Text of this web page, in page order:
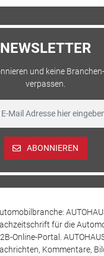
NEWSLETTER
und keine
verpassen.
ABONNIEREN
für die
Online-Portal.
Kommentare,